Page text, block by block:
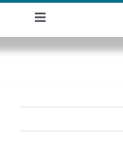
Toggle
Navigation
Home